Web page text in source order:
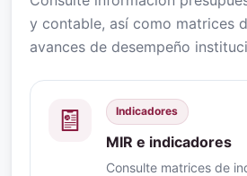
y contable, así como matrices
avances de desempeño
Indicadores
MIR e indicadores
Consulte matrices de